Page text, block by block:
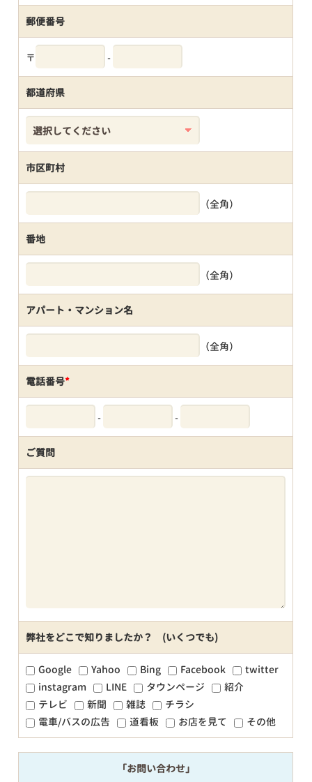
郵便番号
〒 -
都道府県
市区町村
（全角）
番地
（全角）
アパート・マンション名
（全角）
電話番号*
- -
ご質問
弊社をどこで知りましたか？ (いくつでも)
Google Yahoo Bing Facebook
twitter
instagram
LINE タウンページ
紹介
テレビ
新聞 雑誌
チラシ
電車/バスの広告
道看板 お店を見て その他
「お問い合わせ」